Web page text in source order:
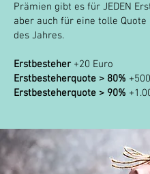
Prämien gibt es für JEDEN
aber auch für eine tolle Quote
des Jahres.
Erstbesteher +20 Euro
Erstbesteherquote > 80%
Erstbesteherquote > 90%